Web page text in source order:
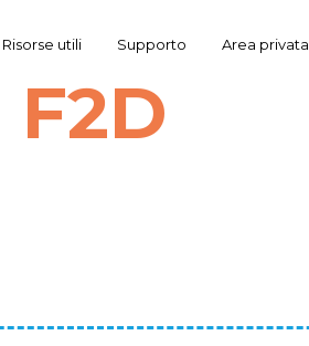
Risorse utili Supporto Area privata
F2D